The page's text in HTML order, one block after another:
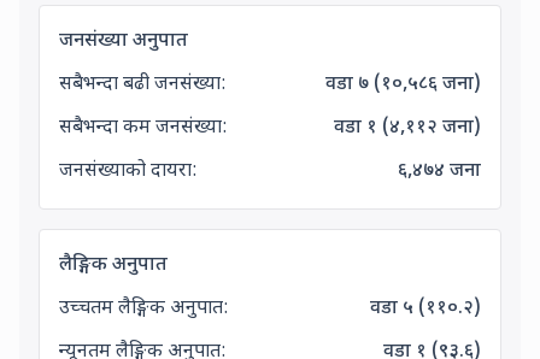
जनसंख्या अनुपात
सबैभन्दा बढी जनसंख्या:
वडा ७ (१०,५८६जना)
सबैभन्दा कम जनसंख्या:
वडा १ (४,११२ जना)
जनसंख्याको दायरा:
६,४७४ जना
लैङ्गिक अनुपात
उच्चतम लैङ्गिक अनुपात:
वडा ५ (११०.२)
न्यूनतम लैङ्गिक अनुपात:
वडा १ (९३.६)